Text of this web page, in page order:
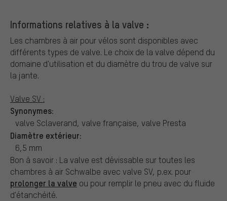
Informations relatives à la valve :
Les chambres à air pour vélos sont disponibles avec
différents types de valve. Le choix de la valve dépend du
domaine d'utilisation et du diamètre du trou de valve sur
la jante.
Valve SV :
Synonymes:
valve Sclaverand, valve française, valve Presta
Diamètre extérieur:
6,5 mm
Bon à savoir : La valve est dévissable sur toutes les
chambres à air Schwalbe avec valve SV, p.ex. pour
prolonger la valve ou pour remplir le pneu avec du fluide
d'étanchéité.